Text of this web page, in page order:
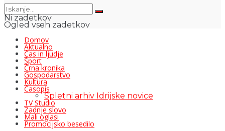
Ni zadetkov
Ogled vseh zadetkov
Domov
Aktualno
Čas in ljudje
Šport
Črna kronika
Gospodarstvo
Kultura
Časopis
Spletni arhiv Idrijske novice
TV Studio
Zadnje slovo
Mali oglasi
Promocijsko besedilo